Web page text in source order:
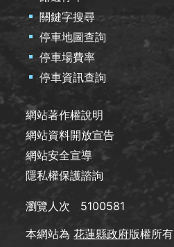
關鍵字搜尋
停車地圖查詢
停車場費率
停車資訊查詢
網站著作權說明
網站資料開放宣告
網站安全宣導
隱私權保護諮詢
瀏覽人次
5100581
本網站為花蓮縣政府版權所有